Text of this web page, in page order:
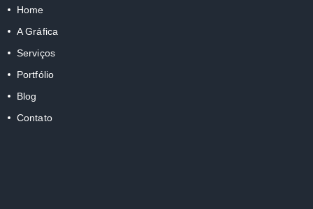
Home
A Gráfica
Serviços
Portfólio
Blog
Contato